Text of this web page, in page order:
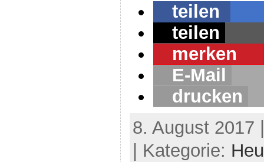
teilen
teilen
merken
E-Mail
drucken
8. August 2017
| Kategorie: